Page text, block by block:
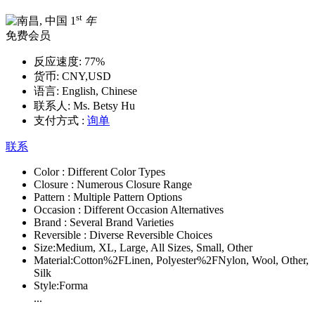
1st 年
免费会员
反应速度: 77%
货币: CNY,USD
语言: English, Chinese
联系人: Ms. Betsy Hu
支付方式 : 询单
联系
Color : Different Color Types
Closure : Numerous Closure Range
Pattern : Multiple Pattern Options
Occasion : Different Occasion Alternatives
Brand : Several Brand Varieties
Reversible : Diverse Reversible Choices
Size:Medium, XL, Large, All Sizes, Small, Other
Material:Cotton%2FLinen, Polyester%2FNylon, Wool, Other,
Silk
Style:Forma
...